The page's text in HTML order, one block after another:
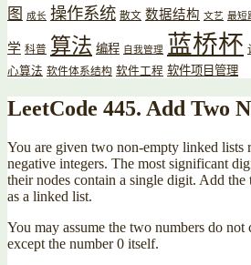
图
成长 操作系统 散文 数据结构 文艺 最短
学 科普 算法 编程 自我管理 蓝桥杯
心算法 软件体系结构 软件工程 软件项目管理
LeetCode 445. Add Two
You are given two non-empty linked lists
negative integers. The most significant
their nodes contain a single digit. Add
as a linked list.
You may assume the two numbers do not
except the number 0 itself.